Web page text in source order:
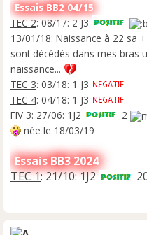
Essais BB2 04/15
TEC 2: 08/17: 2 J3
13/01/18: Naissance à 22 sa
sont décédés dans mes bras
naissance...
TEC 3: 03/18: 1 J3
TEC 4: 04/18: 1 J3
FIV 3: 27/06: 1J2
2
née le 18/03/19
Essais BB3 2024
TEC 1: 21/10: 1J2